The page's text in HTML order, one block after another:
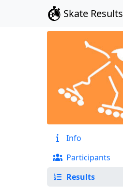
Skate Results
Info
Participants
Results